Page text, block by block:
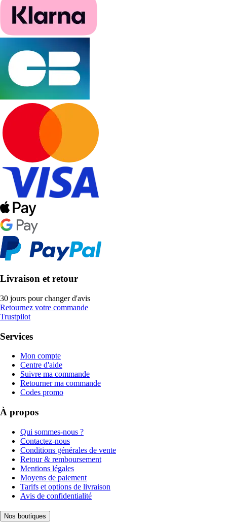
Livraison et retour
30 jours pour changer d'avis
Retournez votre commande
Trustpilot
Services
Mon compte
Centre d'aide
Suivre ma commande
Retourner ma commande
Codes promo
À propos
Qui sommes-nous ?
Contactez-nous
Conditions générales de vente
Retour & remboursement
Mentions légales
Moyens de paiement
Tarifs et options de livraison
Avis de confidentialité
Nos boutiques